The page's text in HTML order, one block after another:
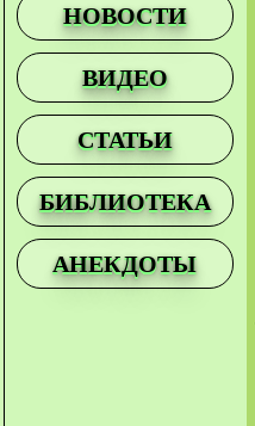
НОВОСТИ
ВИДЕО
СТАТЬИ
БИБЛИОТЕКА
АНЕКДОТЫ